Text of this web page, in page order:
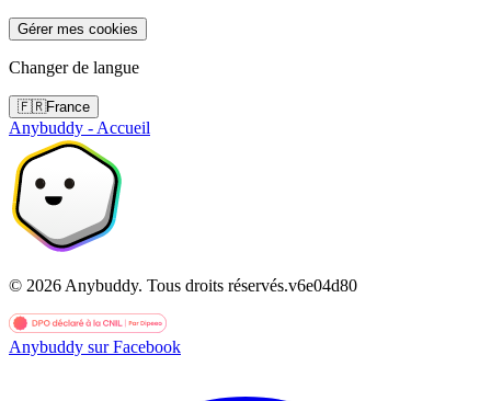
Gérer mes cookies
Changer de langue
🇫🇷France
Anybuddy - Accueil
© 2026 Anybuddy. Tous droits réservés.v6e04d80
Anybuddy sur Facebook